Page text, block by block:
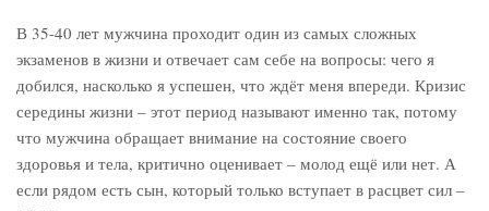
В 35-40 лет мужчина проходит один из самых сложных
экзаменов в жизни и отвечает сам себе на вопросы: чего я
добился, насколько я успешен, что ждёт меня впереди. Кризис
середины жизни – этот период называют именно так, потому
что мужчина обращает внимание на состояние своего
здоровья и тела, критично оценивает – молод ещё или нет. А
если рядом есть сын, который только вступает в расцвет сил –